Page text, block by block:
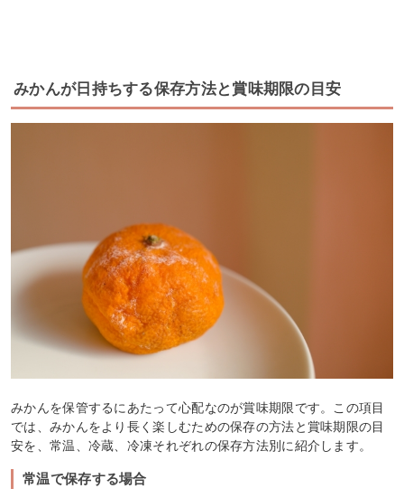
みかんが日持ちする保存方法と賞味期限の目安
みかんを保管するにあたって心配なのが賞味期限です。この項目
では、みかんをより長く楽しむための保存の方法と賞味期限の目
安を、常温、冷蔵、冷凍それぞれの保存方法別に紹介します。
常温で保存する場合